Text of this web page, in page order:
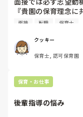
『貴園の保育理念
てると思いました
私自身、園の雰囲気
正直なところ、家か
ところに重きを置い
皆さんは、志望動機
音はどうですか？
面接 転職 保育士
クッキー
保育士, 認可保育園
保育・お仕事
後輩指導の悩み